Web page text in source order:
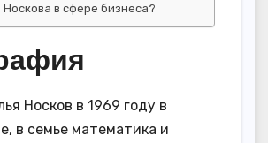
Носкова в сфере бизнеса?
Носков в 1969 году в
в семье математика и